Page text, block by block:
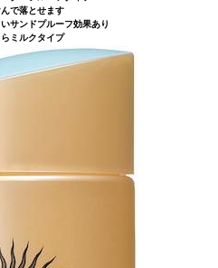
で落とせます
サンドプルーフ効果あり
ミルクタイプ